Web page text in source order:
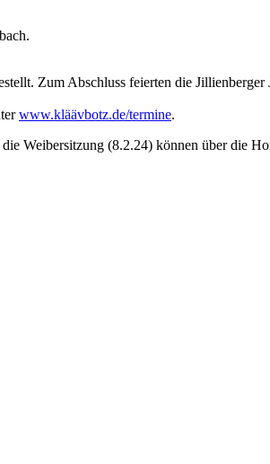
Zum Abschluss feierten die Jillienberger
www.kläävbotz.de/termine.
Weibersitzung (8.2.24) können über die